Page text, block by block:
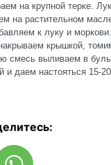
на крупной терке.
на растительном
к луку и
крышкой,
смесь выливаем в
даем настояться 15-